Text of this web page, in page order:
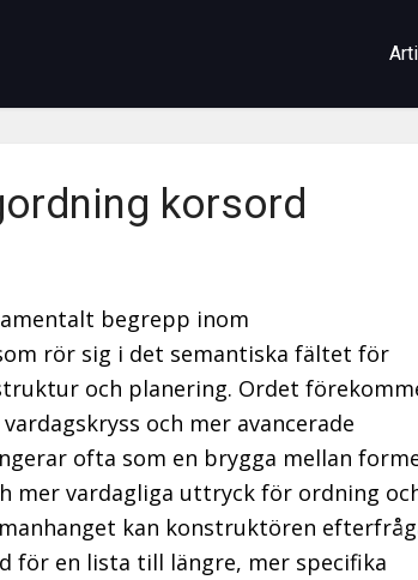
korsord
begrepp inom
rör sig i det semantiska fältet för
och planering. Ordet
och mer avancerade
ofta som en brygga mellan
mer vardagliga uttryck för ordning
kan konstruktören
för en lista till längre, mer specifika